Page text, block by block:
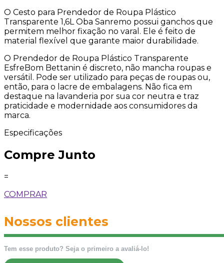
O Cesto para Prendedor de Roupa Plástico
Transparente 1,6L Oba Sanremo possui ganchos que
permitem melhor fixação no varal. Ele é feito de
material flexível que garante maior durabilidade.
O Prendedor de Roupa Plástico Transparente
EsfreBom Bettanin é discreto, não mancha roupas e
versátil. Pode ser utilizado para peças de roupas ou,
então, para o lacre de embalagens. Não fica em
destaque na lavanderia por sua cor neutra e traz
praticidade e modernidade aos consumidores da
marca.
Especificações
Compre Junto
=
COMPRAR
Nossos clientes
Tem esse produto? Seja o primeiro a avaliá-lo!